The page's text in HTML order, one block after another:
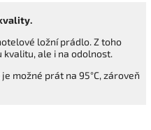
ložní prádlo. Z toho
kvalitu, ale i na odolnost.
možné prát na 95°C, zároveň